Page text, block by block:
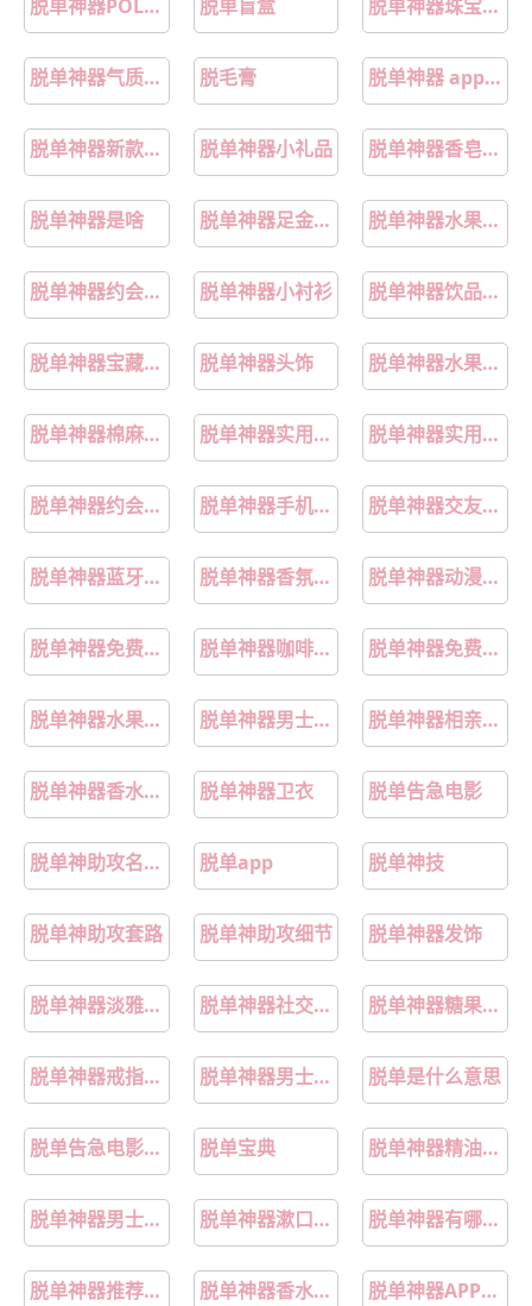
脱单神器POLO衫 脱单盲盒 脱单神器珠宝推荐
脱单神器气质男装 脱毛膏 脱单神器 app排行榜
脱单神器新款女包 脱单神器小礼品 脱单神器香皂礼盒
脱单神器是啥 脱单神器足金吊坠 脱单神器水果礼品
脱单神器约会指南 脱单神器小衬衫 脱单神器饮品套装
脱单神器宝藏聊天软件 脱单神器头饰 脱单神器水果礼盒
脱单神器棉麻T恤 脱单神器实用装备 脱单神器实用工具
脱单神器约会装备 脱单神器手机装饰 脱单神器交友平台
脱单神器蓝牙耳机 脱单神器香氛喷雾 脱单神器动漫免费下拉式
脱单神器免费漫画 脱单神器咖啡糖推荐 脱单神器免费相亲平台
脱单神器水果薄荷糖 脱单神器男士服饰 脱单神器相亲平台
脱单神器香水好物 脱单神器卫衣 脱单告急电影
脱单神助攻名场面合集 脱单app 脱单神技
脱单神助攻套路 脱单神助攻细节 脱单神器发饰
脱单神器淡雅香水 脱单神器社交app下载 脱单神器糖果推荐
脱单神器戒指男士款 脱单神器男士服装 脱单是什么意思
脱单告急电影完整版免费看 脱单宝典 脱单神器精油香水
脱单神器男士T恤 脱单神器漱口水推荐 脱单神器有哪些软件
脱单神器推荐几款 脱单神器香水测评 脱单神器APP盘点